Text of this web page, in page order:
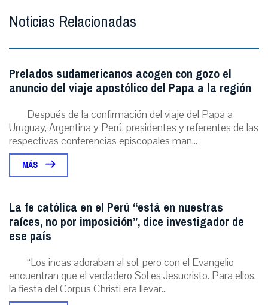
Noticias Relacionadas
Prelados sudamericanos acogen con gozo el
anuncio del viaje apostólico del Papa a la región
Después de la confirmación del viaje del Papa a
Uruguay, Argentina y Perú, presidentes y referentes de las
respectivas conferencias episcopales man...
MÁS
La fe católica en el Perú “está en nuestras
raíces, no por imposición”, dice investigador de
ese país
“Los incas adoraban al sol, pero con el Evangelio
encuentran que el verdadero Sol es Jesucristo. Para ellos,
la fiesta del Corpus Christi era llevar...